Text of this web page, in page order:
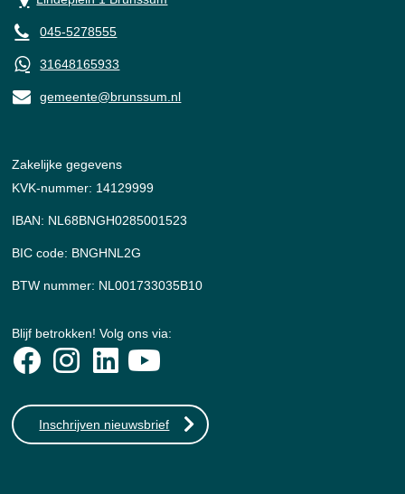
045-5278555
31648165933
gemeente@brunssum.nl
Zakelijke gegevens
KVK-nummer: 14129999
IBAN: NL68BNGH0285001523
BIC code: BNGHNL2G
BTW nummer: NL001733035B10
Blijf betrokken! Volg ons via:
Inschrijven nieuwsbrief